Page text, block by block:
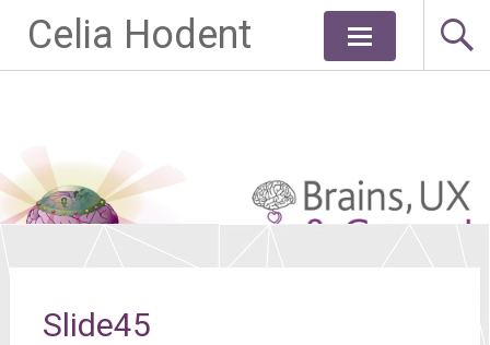
Celia Hodent
Aller
Slide45